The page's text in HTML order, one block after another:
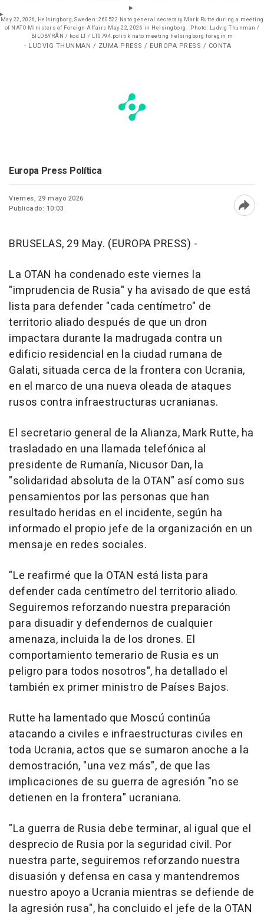
May 22, 2026, Helsingborg, Sweden: 260522 Nato general secretary Mark Rutte during a meeting
of NATO Ministers of Foreign Affairs May 22, 2026 in Helsingborg. .Photo: Ludvig Thunman /
BILDBYRÃN / kod LT / LT0794.politik nato meeting helsingborg foregin m
- LUDVIG THUNMAN / ZUMA PRESS / EUROPA PRESS / CONTA
Europa Press Política
Viernes, 29 mayo 2026
Publicado: 10:03
BRUSELAS, 29 May. (EUROPA PRESS) -
La OTAN ha condenado este viernes la
"imprudencia de Rusia" y ha avisado de que está
lista para defender "cada centímetro" de
territorio aliado después de que un dron
impactara durante la madrugada contra un
edificio residencial en la ciudad rumana de
Galati, situada cerca de la frontera con Ucrania,
en el marco de una nueva oleada de ataques
rusos contra infraestructuras ucranianas.
El secretario general de la Alianza, Mark Rutte, ha
trasladado en una llamada telefónica al
presidente de Rumanía, Nicusor Dan, la
"solidaridad absoluta de la OTAN" así como sus
pensamientos por las personas que han
resultado heridas en el incidente, según ha
informado el propio jefe de la organización en un
mensaje en redes sociales.
"Le reafirmé que la OTAN está lista para
defender cada centímetro del territorio aliado.
Seguiremos reforzando nuestra preparación
para disuadir y defendernos de cualquier
amenaza, incluida la de los drones. El
comportamiento temerario de Rusia es un
peligro para todos nosotros", ha detallado el
también ex primer ministro de Países Bajos.
Rutte ha lamentado que Moscú continúa
atacando a civiles e infraestructuras civiles en
toda Ucrania, actos que se sumaron anoche a la
demostración, "una vez más", de que las
implicaciones de su guerra de agresión "no se
detienen en la frontera" ucraniana.
"La guerra de Rusia debe terminar, al igual que el
desprecio de Rusia por la seguridad civil. Por
nuestra parte, seguiremos reforzando nuestra
disuasión y defensa en casa y mantendremos
nuestro apoyo a Ucrania mientras se defiende de
la agresión rusa", ha concluido el jefe de la OTAN